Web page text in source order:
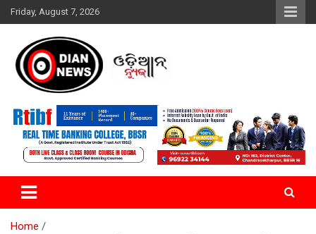
Skip
to
Friday, August 7, 2026
ଓଡିଆନ୍ ନ୍ୟୁଜ
Home